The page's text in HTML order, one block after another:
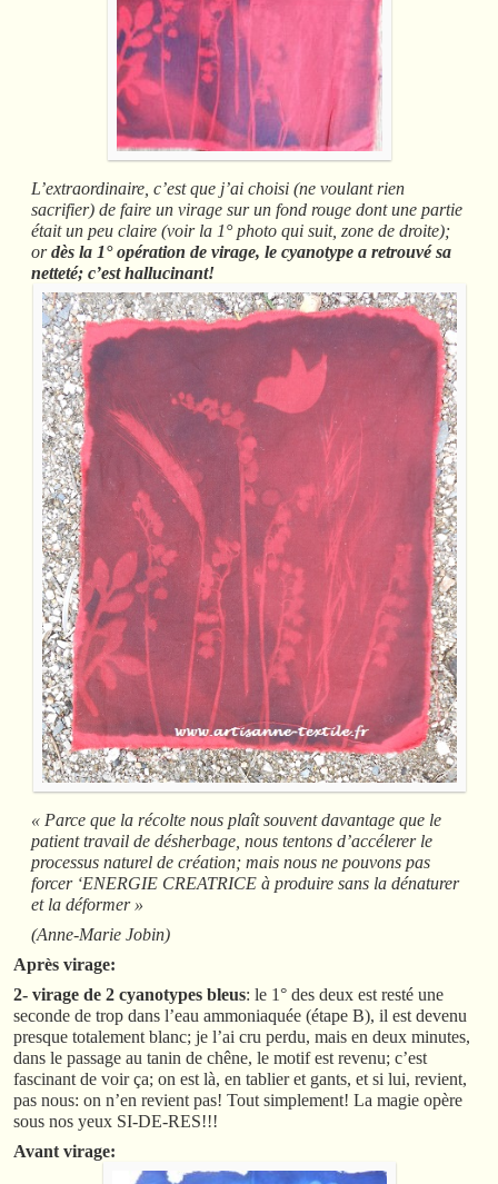
L’extraordinaire, c’est que j’ai choisi (ne voulant rien
sacrifier) de faire un virage sur un fond rouge dont une partie
était un peu claire (voir la 1° photo qui suit, zone de droite);
ordès la 1° opération de virage, le cyanotype a retrouvé sa
netteté; c’est hallucinant!
« Parce que la récolte nous plaît souvent davantage que le
patient travail de désherbage, nous tentons d’accélerer le
processus naturel de création; mais nous ne pouvons pas
forcer ‘ENERGIE CREATRICE à produire sans la dénaturer
et la déformer »
(Anne-Marie Jobin)
Après virage:
2- virage de 2 cyanotypes bleus: le 1° des deux est resté une
seconde de trop dans l’eau ammoniaquée (étape B), il est devenu
presque totalement blanc; je l’ai cru perdu, mais en deux minutes,
dans le passage au tanin de chêne, le motif est revenu; c’est
fascinant de voir ça; on est là, en tablier et gants, et si lui, revient,
pas nous: on n’en revient pas! Tout simplement! La magie opère
sous nos yeux SI-DE-RES!!!
Avant virage: